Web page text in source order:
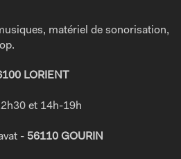
matériel de sonorisation,
LORIENT
et 14h-19h
- 56110 GOURIN